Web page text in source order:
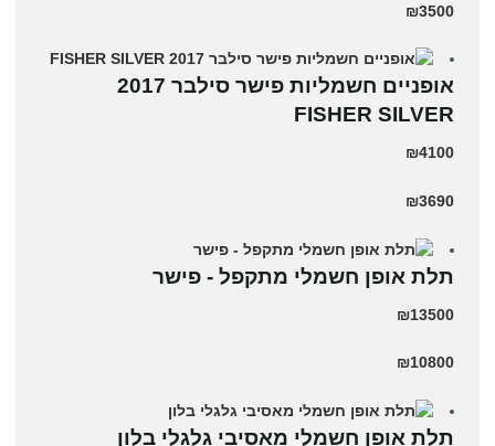
₪3500
אופניים חשמליות פישר סילבר 2017
FISHER SILVER
₪4100
₪3690
תלת אופן חשמלי מתקפל - פישר
₪13500
₪10800
תלת אופן חשמלי מאסיבי גלגלי בלון